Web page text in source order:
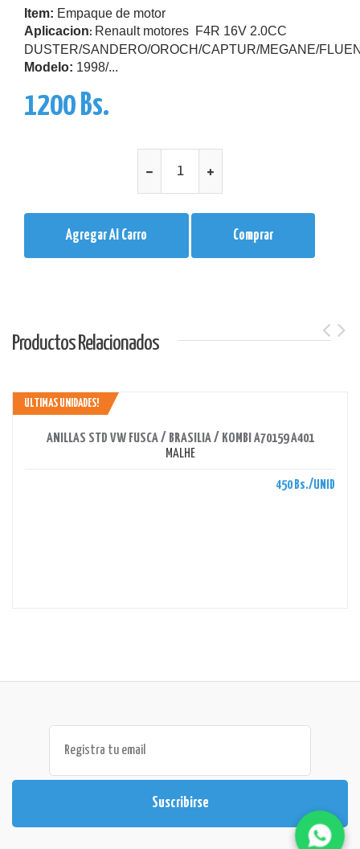
Item: Empaque de motor
Aplicacion: Renault motores F4R 16V 2.0CC
DUSTER/SANDERO/OROCH/CAPTUR/MEGANE/
Modelo: 1998/...
1200 Bs.
Agregar Al Carro Comprar
Productos Relacionados
ULTIMAS UNIDADES!
ANILLAS STD VW FUSCA / BRASILIA / KOMBI A70159 A401
MALHE
450 Bs./UNID
Suscribirse